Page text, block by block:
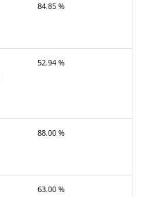
84.85 %
52.94 %
88.00 %
63.00 %